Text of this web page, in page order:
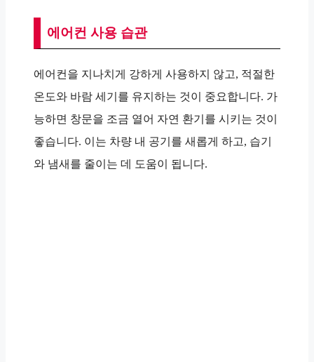
에어컨 사용 습관
에어컨을 지나치게 강하게 사용하지 않고, 적절한
온도와 바람 세기를 유지하는 것이 중요합니다. 가
능하면 창문을 조금 열어 자연 환기를 시키는 것이
좋습니다. 이는 차량 내 공기를 새롭게 하고, 습기
와 냄새를 줄이는 데 도움이 됩니다.